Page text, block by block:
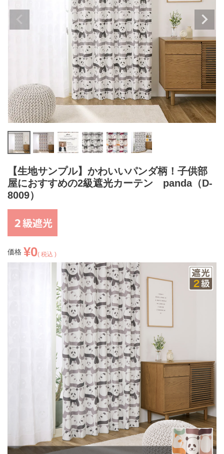
【生地サンプル】かわいいパンダ柄！子供部
屋におすすめの2級遮光カーテン panda（D-
8009）
価格 ¥0 税込